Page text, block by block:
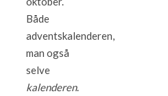
Både
adventskalenderen,
man også
selve
kalenderen.